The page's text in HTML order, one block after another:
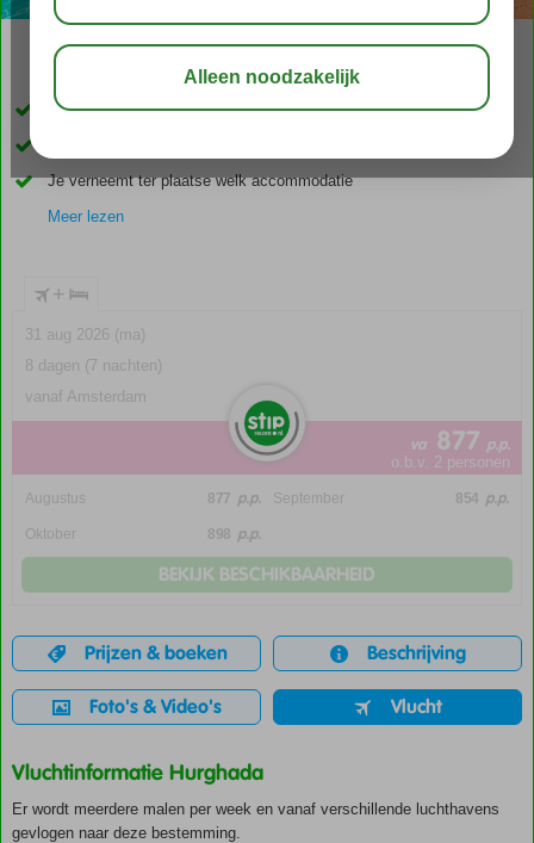
aug 34°C
Verblijf op basis van All Inclusive
Je verneemt ter plaatse welk accommodatie
Meer lezen
+
31 aug 2026 (ma)
8 dagen (7 nachten)
vanaf Amsterdam
va 877 p.p.
o.b.v. 2 personen
Augustus 877 p.p. September 854 p.p.
Oktober 898 p.p.
BEKIJK BESCHIKBAARHEID
Prijzen & boeken Beschrijving
Foto's & Video's Vlucht
Vluchtinformatie Hurghada
Er wordt meerdere malen per week en vanaf verschillende luchthavens
gevlogen naar deze bestemming.